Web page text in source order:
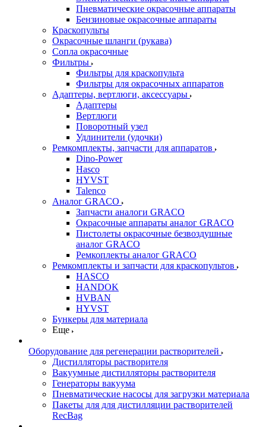
Пневматические окрасочные аппараты
Бензиновые окрасочные аппараты
Краскопульты
Окрасочные шланги (рукава)
Сопла окрасочные
Фильтры
Фильтры для краскопульта
Фильтры для окрасочных аппаратов
Адаптеры, вертлюги, аксессуары
Адаптеры
Вертлюги
Поворотный узел
Удлинители (удочки)
Ремкомплекты, запчасти для аппаратов
Dino-Power
Hasco
HYVST
Talenco
Аналог GRACO
Запчасти аналоги GRACO
Окрасочные аппараты аналог GRACO
Пистолеты окрасочные безвоздушные
аналог GRACO
Ремкоплекты аналог GRACO
Ремкомплекты и запчасти для краскопультов
HASCO
HANDOK
HVBAN
HYVST
Бункеры для материала
Еще
Оборудование для регенерации растворителей
Дистилляторы растворителя
Вакуумные дистилляторы растворителя
Генераторы вакуума
Пневматические насосы для загрузки материала
Пакеты для для дистилляции растворителей
RecBag